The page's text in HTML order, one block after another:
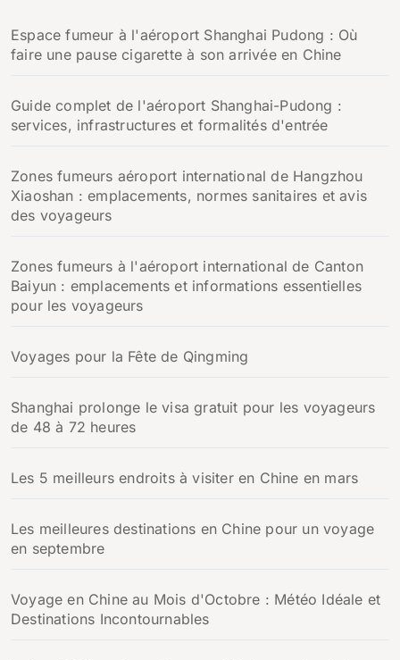
e
r
Espace fumeur à l'aéroport Shanghai Pudong : Où
faire une pause cigarette à son arrivée en Chine
Guide complet de l'aéroport Shanghai-Pudong :
services, infrastructures et formalités d'entrée
Zones fumeurs aéroport international de Hangzhou
Xiaoshan : emplacements, normes sanitaires et avis
des voyageurs
Zones fumeurs à l'aéroport international de Canton
Baiyun : emplacements et informations essentielles
pour les voyageurs
Voyages pour la Fête de Qingming
Shanghai prolonge le visa gratuit pour les voyageurs
de 48 à 72 heures
Les 5 meilleurs endroits à visiter en Chine en mars
Les meilleures destinations en Chine pour un voyage
en septembre
Voyage en Chine au Mois d'Octobre : Météo Idéale et
Destinations Incontournables